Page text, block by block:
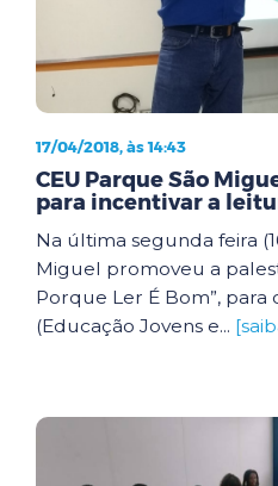
17/04/2018, às 14:43
CEU Parque São
para incentivar a
Na última segunda feira
Miguel promoveu a
Porque Ler É Bom”, para
(Educação Jovens e...